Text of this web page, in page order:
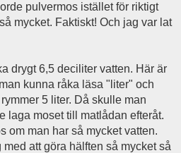
pulvermos istället för riktigt
mycket. Faktiskt! Och jag var lat
drygt 6,5 deciliter vatten. Här är
kunna råka läsa "liter" och
5 liter. Då skulle man
laga moset till matlådan efteråt.
om man har så mycket vatten.
att göra hälften så mycket så